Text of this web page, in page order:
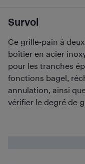
Survol
Ce grille-pain à
boîtier en acier
pour les tranches
fonctions bagel,
annulation, ainsi
vérifier le degré de